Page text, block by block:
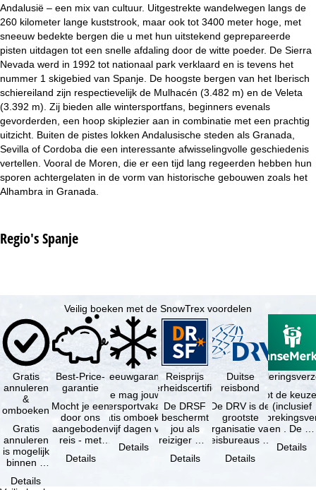
Andalusië – een mix van cultuur. Uitgestrekte wandelwegen langs de
260 kilometer lange kuststrook, maar ook tot 3400 meter hoge, met
sneeuw bedekte bergen die u met hun uitstekend geprepareerde
pisten uitdagen tot een snelle afdaling door de witte poeder. De Sierra
Nevada werd in 1992 tot nationaal park verklaard en is tevens het
nummer 1 skigebied van Spanje. De hoogste bergen van het Iberisch
schiereiland zijn respectievelijk de Mulhacén (3.482 m) en de Veleta
(3.392 m). Zij bieden alle wintersportfans, beginners evenals
gevorderden, een hoop skiplezier aan in combinatie met een prachtig
uitzicht. Buiten de pistes lokken Andalusische steden als Granada,
Sevilla of Cordoba die een interessante afwisselingvolle geschiedenis
vertellen. Vooral de Moren, die er een tijd lang regeerden hebben hun
sporen achtergelaten in de vorm van historische gebouwen zoals het
Alhambra in Granada.
Regio's Spanje
Veilig boeken met de SnowTrex voordelen
Gratis
annuleren
&
omboeken
Gratis
annuleren
is mogelijk
binnen 5
de
Details
Best-Price-
garantie
Mocht je een
door ons
aangeboden
reis - met
beschikbaarheid
Details
Sneeuwgarantie
Je mag jouw
wintersportvakantie
gratis omboeken
als vijf dagen voor
Details
Reisprijs
zekerheidscertificaat
De DRSF
beschermt
jou als
reiziger met
pakketreis
Details
Duitse
reisbond
De DRV is de
grootste
organisatie van
reisbureaus en
in Duitsland. …
Details
Je hebt de
(inclusief
en . De …
Details